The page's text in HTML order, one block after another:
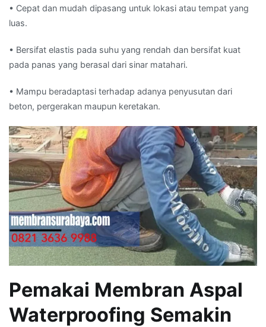
• Cepat dan mudah dipasang untuk lokasi atau tempat yang
luas.
• Bersifat elastis pada suhu yang rendah dan bersifat kuat
pada panas yang berasal dari sinar matahari.
• Mampu beradaptasi terhadap adanya penyusutan dari
beton, pergerakan maupun keretakan.
Pemakai Membran Aspal
Waterproofing Semakin